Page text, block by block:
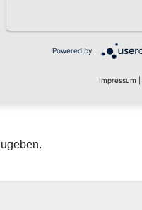
Powered by
Impressum